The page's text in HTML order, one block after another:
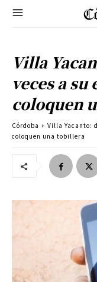
Villa
veces a su
coloquen
Córdoba
Villa Yacanto:
coloquen una tobillera